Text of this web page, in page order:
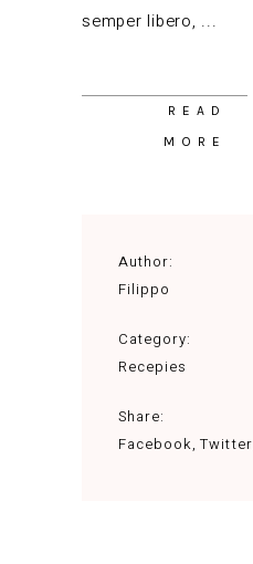
semper libero,
READ
MORE
Author:
Filippo
Category:
Recepies
Share:
Facebook Twitter